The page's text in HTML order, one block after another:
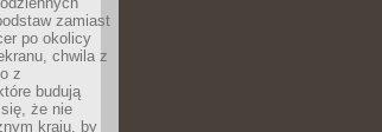
zamiast
po okolicy
chwila z
z
budują
że nie
kraju, by